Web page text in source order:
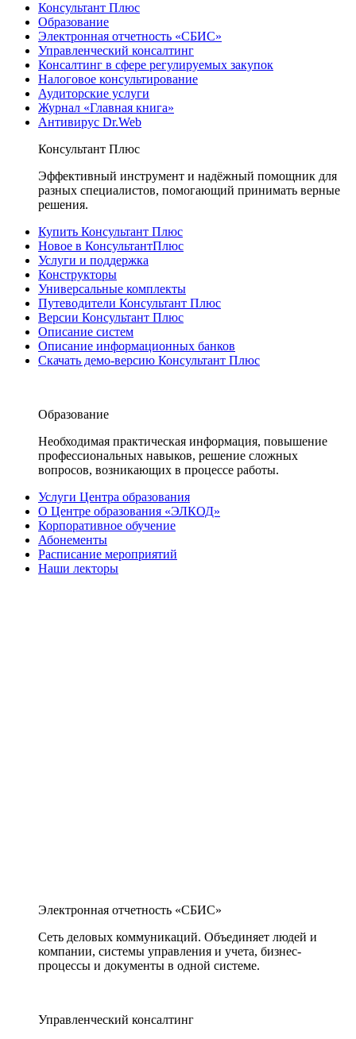
Консультант Плюс
Образование
Электронная отчетность «СБИС»
Управленческий консалтинг
Консалтинг в сфере регулируемых закупок
Налоговое консультирование
Аудиторские услуги
Журнал «Главная книга»
Антивирус Dr.Web
Консультант Плюс
Эффективный инструмент и надёжный помощник для
разных специалистов, помогающий принимать верные
решения.
Купить Консультант Плюс
Новое в КонсультантПлюс
Услуги и поддержка
Конструкторы
Универсальные комплекты
Путеводители Консультант Плюс
Версии Консультант Плюс
Описание систем
Описание информационных банков
Скачать демо-версию Консультант Плюс
Образование
Необходимая практическая информация, повышение
профессиональных навыков, решение сложных
вопросов, возникающих в процессе работы.
Услуги Центра образования
О Центре образования «ЭЛКОД»
Корпоративное обучение
Абонементы
Расписание мероприятий
Наши лекторы
Электронная отчетность «СБИС»
Сеть деловых коммуникаций. Объединяет людей и
компании, системы управления и учета, бизнес-
процессы и документы в одной системе.
Управленческий консалтинг